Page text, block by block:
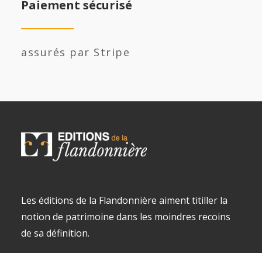
Paiement sécurisé
assurés par Stripe
Les éditions de la Flandonnière aiment titiller la
notion de patrimoine dans les moindres recoins
de sa définition.